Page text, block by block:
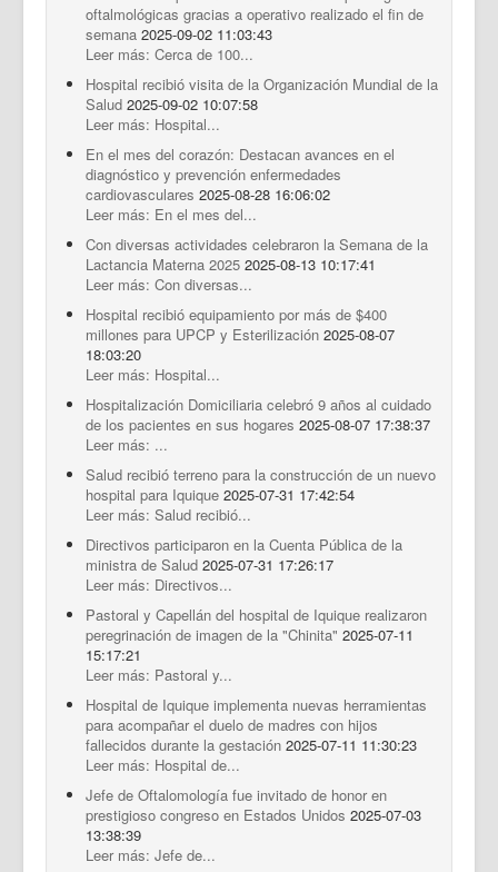
oftalmológicas gracias a operativo realizado el fin de
semana 2025-09-02 11:03:43
Leer más: Cerca de 100...
Hospital recibió visita de la Organización Mundial de la
Salud 2025-09-02 10:07:58
Leer más: Hospital...
En el mes del corazón: Destacan avances en el
diagnóstico y prevención enfermedades
cardiovasculares 2025-08-28 16:06:02
Leer más: En el mes del...
Con diversas actividades celebraron la Semana de la
Lactancia Materna 2025 2025-08-13 10:17:41
Leer más: Con diversas...
Hospital recibió equipamiento por más de $400
millones para UPCP y Esterilización 2025-08-07
18:03:20
Leer más: Hospital...
Hospitalización Domiciliaria celebró 9 años al cuidado
de los pacientes en sus hogares 2025-08-07 17:38:37
Leer más: ...
Salud recibió terreno para la construcción de un nuevo
hospital para Iquique 2025-07-31 17:42:54
Leer más: Salud recibió...
Directivos participaron en la Cuenta Pública de la
ministra de Salud 2025-07-31 17:26:17
Leer más: Directivos...
Pastoral y Capellán del hospital de Iquique realizaron
peregrinación de imagen de la "Chinita" 2025-07-11
15:17:21
Leer más: Pastoral y...
Hospital de Iquique implementa nuevas herramientas
para acompañar el duelo de madres con hijos
fallecidos durante la gestación 2025-07-11 11:30:23
Leer más: Hospital de...
Jefe de Oftalomología fue invitado de honor en
prestigioso congreso en Estados Unidos 2025-07-03
13:38:39
Leer más: Jefe de...